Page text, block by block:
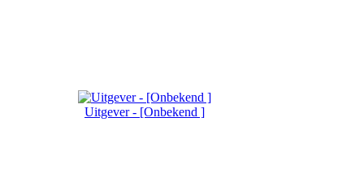
Uitgever - [Onbekend ]